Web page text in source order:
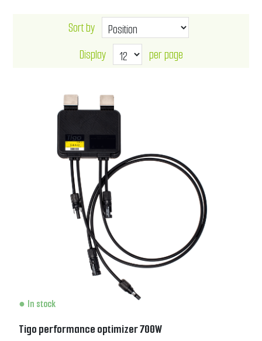
Sort by
Display
per page
In stock
Tigo performance optimizer 700W